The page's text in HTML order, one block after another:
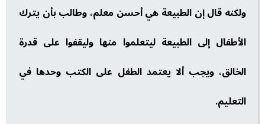
ولكنه قال إن الطبيعة هي أحسن معلم، وطالب بأن يترك
الأطفال إلى الطبيعة ليتعلموا منها وليقفوا على قدرة
الخالق، ويجب ألا يعتمد الطفل على الكتب وحدها في
التعليم.